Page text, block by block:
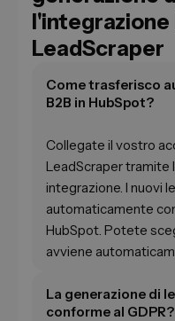
l'integrazione
LeadScraper
Come trasferisco
B2B in HubSpot?
Collegate il vostro
LeadScraper tramite
integrazione. I nuovi
automaticamente
HubSpot. Potete
avviene
La generazione di
conforme al GDPR?